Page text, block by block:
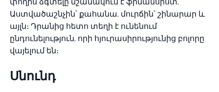
Աստվածաշնչին՝ քահանա, մուրճին՝ շինարար և
այլն։ Դրանից հետո տեղի է ունենում
ընդունելություն, որի հյուրասիրությունից բոլորը
վայելում են։
Սնունդ